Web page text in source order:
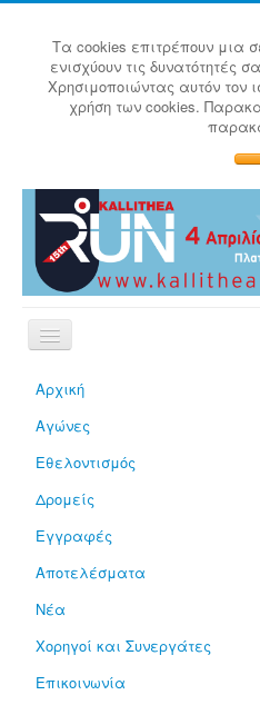
Τα cookies επιτρέπουν μια
ενισχύουν τις δυνατότητές
Χρησιμοποιώντας αυτόν τον
χρήση των cookies.
Αρχική
Αγώνες
Εθελοντισμός
Δρομείς
Εγγραφές
Αποτελέσματα
Νέα
Χορηγοί και Συνεργάτες
Επικοινωνία